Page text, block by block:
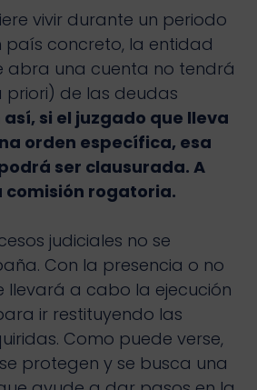
vivir durante un periodo
país concreto, la entidad
abra una cuenta no tendrá
de las deudas
así, si el juzgado que lleva
orden específica, esa
ser clausurada. A
comisión rogatoria.
judiciales no se
Con la presencia o no
llevará a cabo la ejecución
ir restituyendo las
Como puede verse,
protegen y se busca una